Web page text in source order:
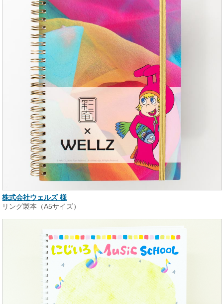
株式会社ウェルズ 様
リング製本（A5サイズ）